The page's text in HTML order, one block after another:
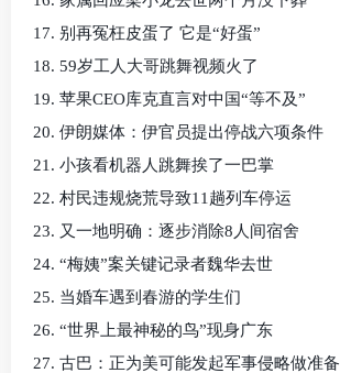
17. 别再冤枉皮蛋了 它是“好蛋”
18. 59岁工人大哥跳舞视频火了
19. 苹果CEO库克直言对中国“等不及”
20. 伊朗媒体：伊官员提出停战六项条件
21. 小孩看机器人跳舞挨了一巴掌
22. 村民违规烧荒导致11趟列车停运
23. 又一地明确：逐步消除8人间宿舍
24. “梅姨”案关键记录者魏华去世
25. 当婚车遇到春游的学生们
26. “世界上最神秘的鸟”现身广东
27. 古巴：正为美可能发起军事侵略做准备